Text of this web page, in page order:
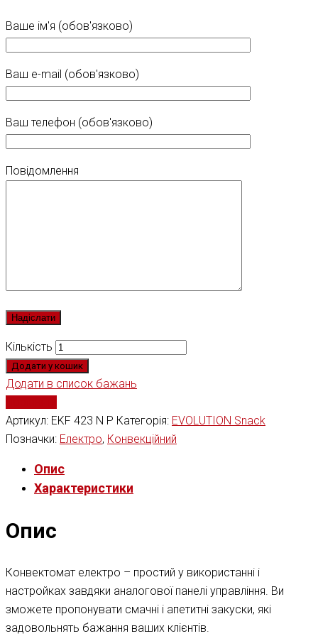
Ваше ім'я (обов'язково)
Ваш e-mail (обов'язково)
Ваш телефон (обов'язково)
Повідомлення
Кількість
Додати у кошик
Додати в список бажань
Артикул: EKF 423 N P Категорія: EVOLUTION Snack
Позначки: Електро, Конвекційний
Опис
Характеристики
Опис
Конвектомат електро – простий у використанні і
настройках завдяки аналогової панелі управління. Ви
зможете пропонувати смачні і апетитні закуски, які
задовольнять бажання ваших клієнтів.